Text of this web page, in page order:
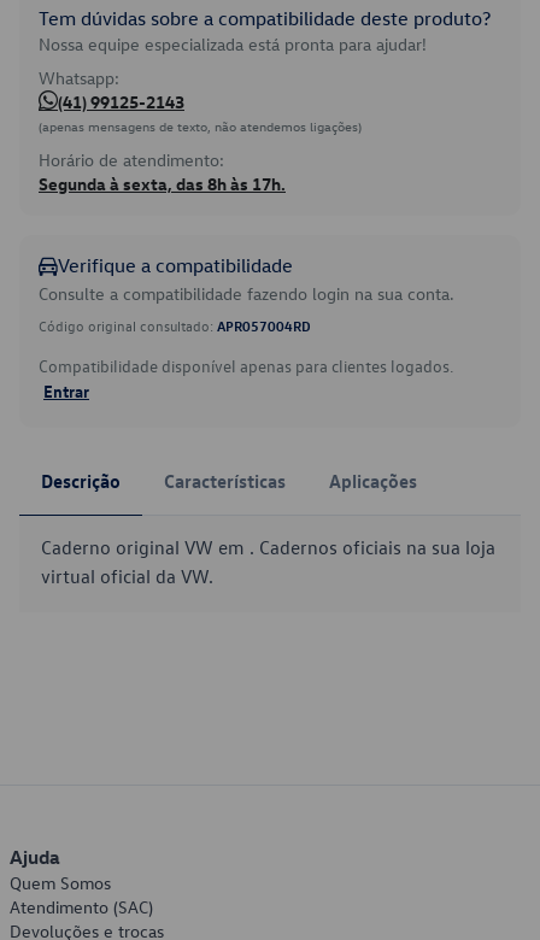
Tem dúvidas sobre a compatibilidade deste produto?
Nossa equipe especializada está pronta para ajudar!
Whatsapp:
(41) 99125-2143
(apenas mensagens de texto, não atendemos ligações)
Horário de atendimento:
Segunda à sexta, das 8h às 17h.
Verifique a compatibilidade
Consulte a compatibilidade fazendo login na sua conta.
Código original consultado: APR057004RD
Compatibilidade disponível apenas para clientes logados.
Entrar
Descrição Características Aplicações
Caderno original VW em . Cadernos oficiais na sua loja
virtual oficial da VW.
Ajuda
Quem Somos
Atendimento (SAC)
Devoluções e trocas